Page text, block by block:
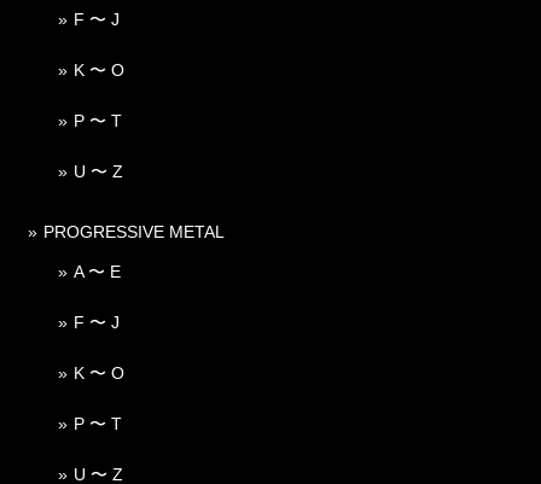
F 〜 J
K 〜 O
P 〜 T
U 〜 Z
PROGRESSIVE METAL
A 〜 E
F 〜 J
K 〜 O
P 〜 T
U 〜 Z